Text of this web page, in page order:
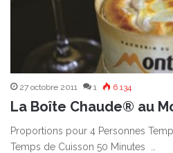
27 octobre 2011 1 6 134
La Boîte Chaude® au
Proportions pour 4 Personnes
Temps de Cuisson 50 Minutes …